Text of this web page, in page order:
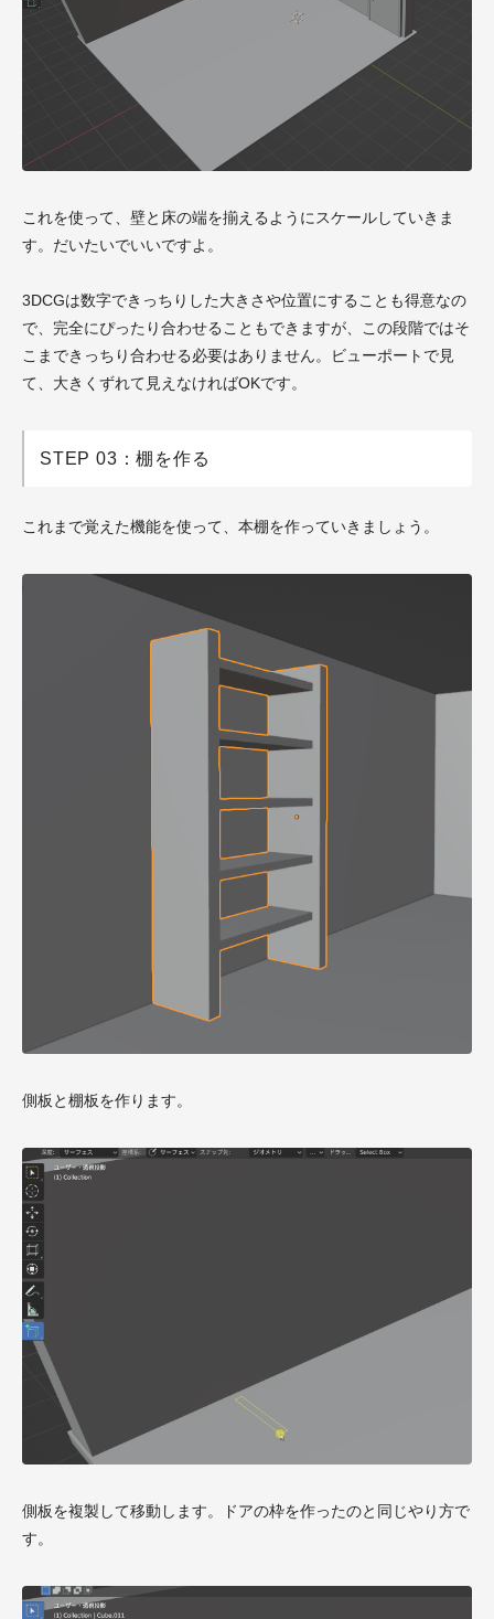
これを使って、壁と床の端を揃えるようにスケールしていきま
す。だいたいでいいですよ。
3DCGは数字できっちりした大きさや位置にすることも得意なの
で、完全にぴったり合わせることもできますが、この段階ではそ
こまできっちり合わせる必要はありません。ビューポートで見
て、大きくずれて見えなければOKです。
STEP 03：棚を作る
これまで覚えた機能を使って、本棚を作っていきましょう。
側板と棚板を作ります。
側板を複製して移動します。ドアの枠を作ったのと同じやり方で
す。